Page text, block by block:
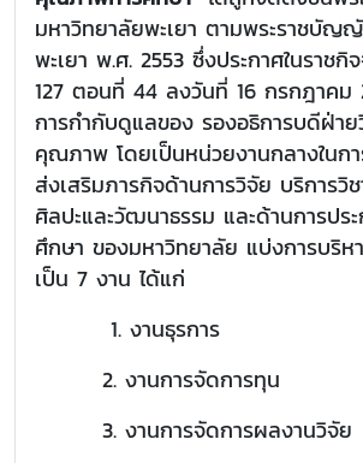
มหาวิทยาลัยพะเยา ตามพระราชบัญ
พะเยา พ.ศ. 2553 ซึ่งประกาศในราชกิ
127 ตอนที่ 44 ลงวันที่ 16 กรกฎาคม
การกำกับดูแลของ รองอธิการบดีฝ่าย
คุณภาพ โดยเป็นหน่วยงานกลางในก
ส่งเสริมภารกิจด้านการวิจัย บริการวิ
ศิลปะและวัฒนาธรรม และด้านการป
ศึกษา ของมหาวิทยาลัย แบ่งการบริห
เป็น 7 งาน ได้แก่
1. งานธุรการ
2. งานการจัดการทุน
3. งานการจัดการผลงานวิจัย